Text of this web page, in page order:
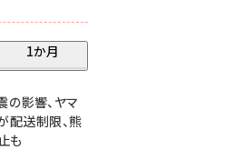
1か月
の影響、ヤマ
配送制限、熊
も